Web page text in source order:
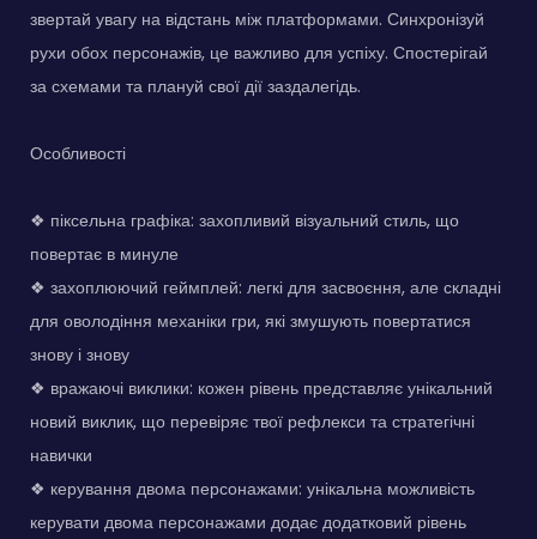
звертай увагу на відстань між платформами. Синхронізуй
рухи обох персонажів, це важливо для успіху. Спостерігай
за схемами та плануй свої дії заздалегідь.
Особливості
❖ піксельна графіка: захопливий візуальний стиль, що
повертає в минуле
❖ захоплюючий геймплей: легкі для засвоєння, але складні
для оволодіння механіки гри, які змушують повертатися
знову і знову
❖ вражаючі виклики: кожен рівень представляє унікальний
новий виклик, що перевіряє твої рефлекси та стратегічні
навички
❖ керування двома персонажами: унікальна можливість
керувати двома персонажами додає додатковий рівень